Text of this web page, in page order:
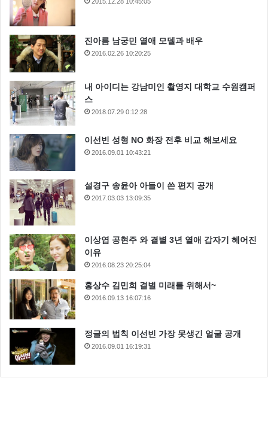
진아름 남궁민 열애 모델과 배우
2016.02.26 10:20:25
내 아이디는 강남미인 촬영지 대학교 수원캠퍼
스
2018.07.29 0:12:28
이선빈 성형 NO 화장 전후 비교 해보세요
2016.09.01 10:43:21
설경구 송윤아 아들이 쓴 편지 공개
2017.03.03 13:09:35
이상엽 공현주 와 결별 3년 열애 갑자기 헤어진
이유
2016.08.23 20:25:04
홍상수 김민희 결별 미래를 위해서~
2016.09.13 16:07:16
정글의 법칙 이선빈 가장 못생긴 얼굴 공개
2016.09.01 16:19:31